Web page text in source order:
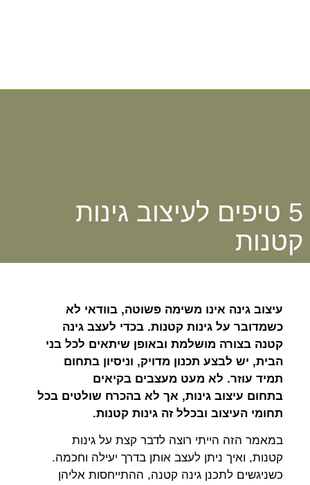
5 טיפים לעיצוב גינות
קטנות
עיצוב גינה אינו משימה פשוטה, בוודאי לא
כשמדובר על גינות קטנות. בכדי לעצב גינה
קטנה בצורה מושלמת ובאופן שיתאים לכל בני
הבית, יש לבצע תכנון מדויק, וניסיון בתחום
תמיד עוזר. לא מעט מעצבים בקיאים
בתחום עיצוב גינות, אך לא בהכרח שולטים בכל
תחומי העיצוב ובכלל זה גינות קטנות.
במאמר הזה הייתי רוצה לדבר קצת על גינות
קטנות, ואיך ניתן לעצב אותן בדרך יעילה וחכמה.
כשניגשים לתכנן גינה קטנה, ההתייחסות אליהן